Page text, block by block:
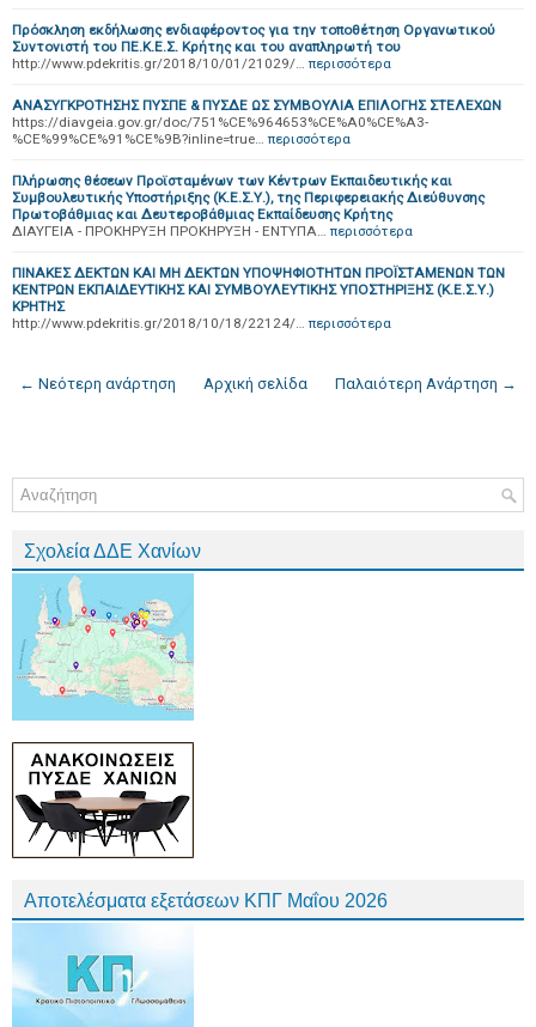
Πρόσκληση εκδήλωσης ενδιαφέροντος για την τοποθέτηση Οργανωτικού
Συντονιστή του ΠΕ.Κ.Ε.Σ. Κρήτης και του αναπληρωτή του
http://www.pdekritis.gr/2018/10/01/21029/… περισσότερα
ΑΝΑΣΥΓΚΡΟΤΗΣΗΣ ΠΥΣΠΕ & ΠΥΣΔΕ ΩΣ ΣΥΜΒΟΥΛΙΑ ΕΠΙΛΟΓΗΣ ΣΤΕΛΕΧΩΝ
https://diavgeia.gov.gr/doc/751%CE%964653%CE%A0%CE%A3-
%CE%99%CE%91%CE%9B?inline=true… περισσότερα
Πλήρωσης θέσεων Προϊσταμένων των Κέντρων Εκπαιδευτικής και
Συμβουλευτικής Υποστήριξης (Κ.Ε.Σ.Υ.), της Περιφερειακής Διεύθυνσης
Πρωτοβάθμιας και Δευτεροβάθμιας Εκπαίδευσης Κρήτης
ΔΙΑΥΓΕΙΑ - ΠΡΟΚΗΡΥΞΗ ΠΡΟΚΗΡΥΞΗ - ΕΝΤΥΠΑ… περισσότερα
ΠΙΝΑΚΕΣ ΔΕΚΤΩΝ ΚΑΙ ΜΗ ΔΕΚΤΩΝ ΥΠΟΨΗΦΙΟΤΗΤΩΝ ΠΡΟΪΣΤΑΜΕΝΩΝ ΤΩΝ
ΚΕΝΤΡΩΝ ΕΚΠΑΙΔΕΥΤΙΚΗΣ ΚΑΙ ΣΥΜΒΟΥΛΕΥΤΙΚΗΣ ΥΠΟΣΤΗΡΙΞΗΣ (Κ.Ε.Σ.Υ.)
ΚΡΗΤΗΣ
http://www.pdekritis.gr/2018/10/18/22124/… περισσότερα
← Νεότερη ανάρτηση Παλαιότερη Ανάρτηση →
Αρχική σελίδα
Σχολεία ΔΔΕ Χανίων
Αποτελέσματα εξετάσεων ΚΠΓ Μαΐου 2026